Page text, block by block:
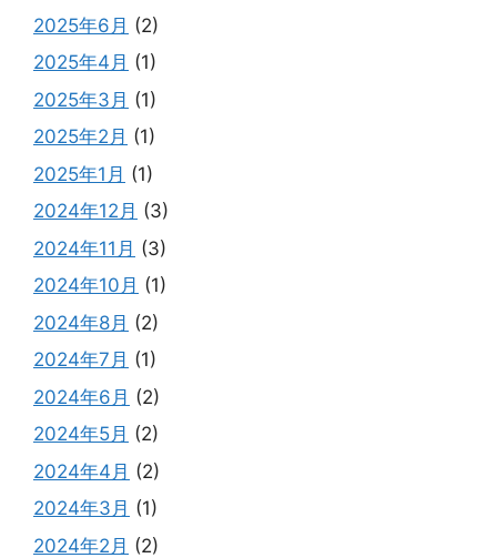
2025年6月 (2)
2025年4月 (1)
2025年3月 (1)
2025年2月 (1)
2025年1月 (1)
2024年12月 (3)
2024年11月 (3)
2024年10月 (1)
2024年8月 (2)
2024年7月 (1)
2024年6月 (2)
2024年5月 (2)
2024年4月 (2)
2024年3月 (1)
2024年2月 (2)